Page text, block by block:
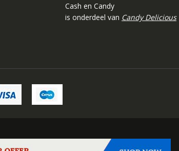
Cash en Candy
is onderdeel van Candy Delicious